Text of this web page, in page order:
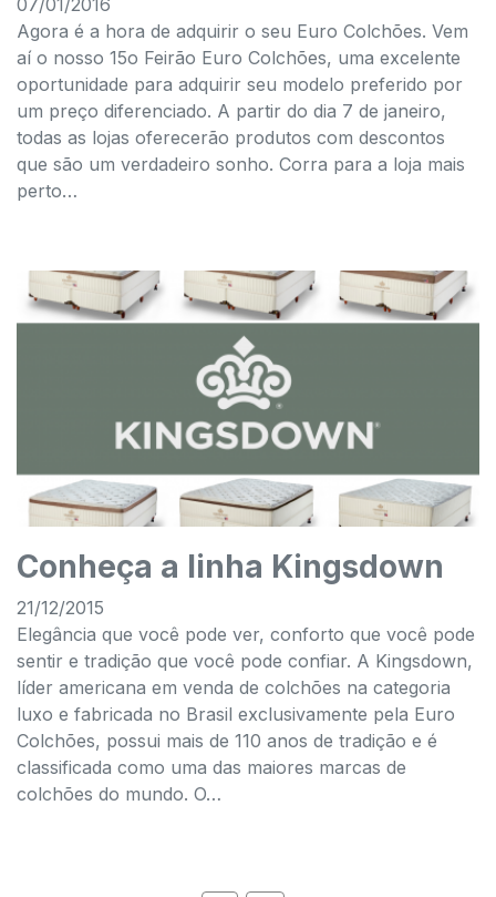
Agora é a hora de adquirir o seu Euro Colchões. Vem
aí o nosso 15o Feirão Euro Colchões, uma excelente
oportunidade para adquirir seu modelo preferido por
um preço diferenciado. A partir do dia 7 de janeiro,
todas as lojas oferecerão produtos com descontos
que são um verdadeiro sonho. Corra para a loja mais
perto…
Conheça a linha Kingsdown
21/12/2015
Elegância que você pode ver, conforto que você pode
sentir e tradição que você pode confiar. A Kingsdown,
líder americana em venda de colchões na categoria
luxo e fabricada no Brasil exclusivamente pela Euro
Colchões, possui mais de 110 anos de tradição e é
classificada como uma das maiores marcas de
colchões do mundo. O…